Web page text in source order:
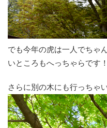
でも今年の虎は一人でちゃ
いところもへっちゃらです！
さらに別の木にも行っちゃ